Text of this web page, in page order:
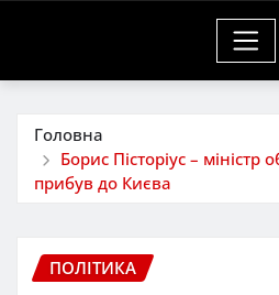
Головна
Борис Пісторіус –
прибув до Києва
ПОЛІТИКА